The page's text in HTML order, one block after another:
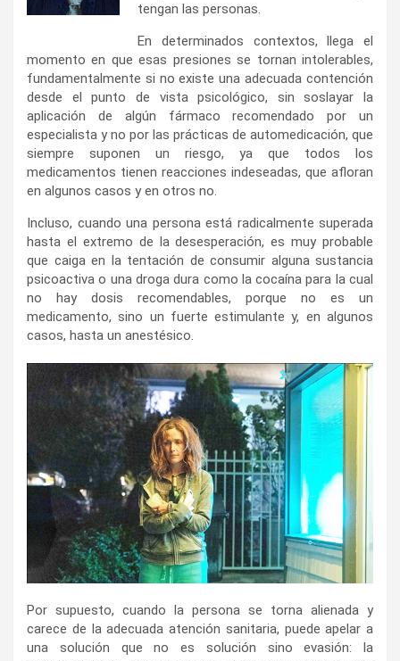
tengan las personas.
En determinados contextos, llega el
momento en que esas presiones se tornan intolerables,
fundamentalmente si no existe una adecuada contención
desde el punto de vista psicológico, sin soslayar la
aplicación de algún fármaco recomendado por un
especialista y no por las prácticas de automedicación, que
siempre suponen un riesgo, ya que todos los
medicamentos tienen reacciones indeseadas, que afloran
en algunos casos y en otros no.
Incluso, cuando una persona está radicalmente superada
hasta el extremo de la desesperación, es muy probable
que caiga en la tentación de consumir alguna sustancia
psicoactiva o una droga dura como la cocaína para la cual
no hay dosis recomendables, porque no es un
medicamento, sino un fuerte estimulante y, en algunos
casos, hasta un anestésico.
Por supuesto, cuando la persona se torna alienada y
carece de la adecuada atención sanitaria, puede apelar a
una solución que no es solución sino evasión: la